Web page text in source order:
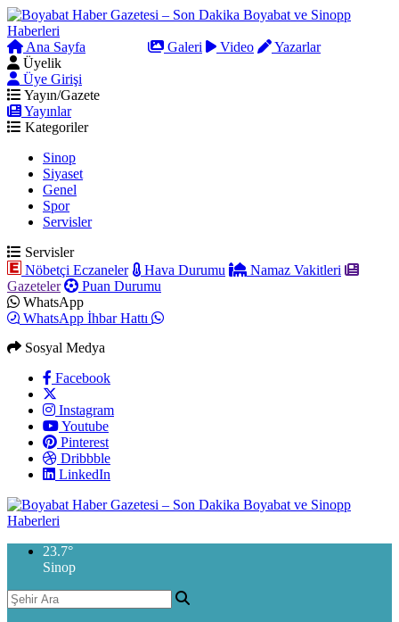
Ana Sayfa Galeri Video
Yazarlar
Üyelik
Üye Girişi
Yayın/Gazete
Yayınlar
Kategoriler
Sinop
Siyaset
Genel
Spor
Servisler
Servisler
Nöbetçi Eczaneler
Hava Durumu
Namaz Vakitleri
Gazeteler
Puan Durumu
WhatsApp
WhatsApp İhbar Hattı
Sosyal Medya
Facebook
Instagram
Youtube
Pinterest
Dribbble
LinkedIn
23.7°
Sinop